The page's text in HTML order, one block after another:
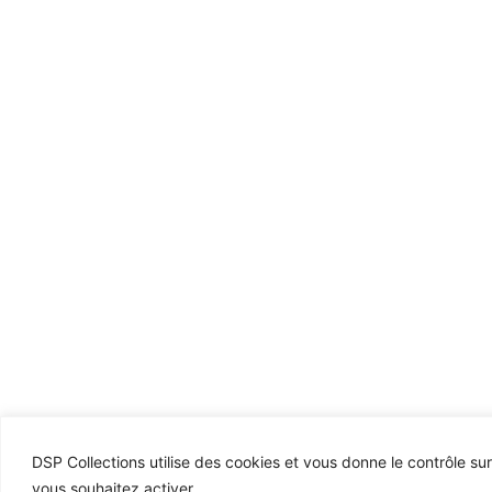
DSP Collections utilise des cookies et vous donne le contrôle
vous souhaitez activer.